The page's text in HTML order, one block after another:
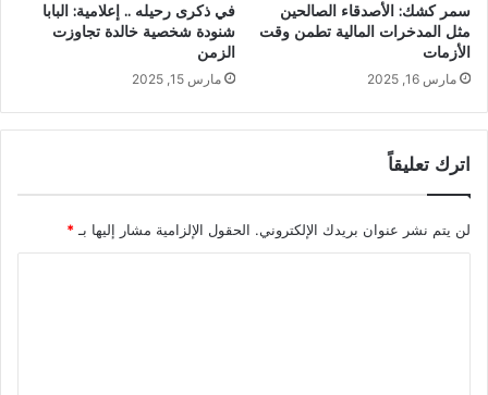
سمر كشك: الأصدقاء الصالحين
مثل المدخرات المالية تطمن وقت
الأزمات
مارس 16, 2025
في ذكرى رحيله .. إعلامية: البابا
شنودة شخصية خالدة تجاوزت
الزمن
مارس 15, 2025
اترك تعليقاً
لن يتم نشر عنوان بريدك الإلكتروني. الحقول الإلزامية مشار إليها بـ *